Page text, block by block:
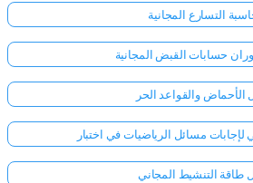
التسارع المجانية
حسابات القبض المجانية
الأحماض والقواعد الحر
طاقة التنشيط المجاني